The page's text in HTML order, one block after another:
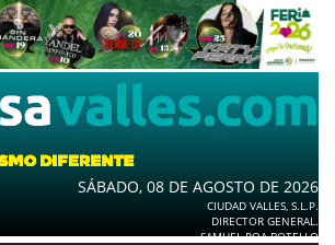
SÁBADO, 08 DE AGOSTO DE 2026
CIUDAD VALLES, S.L.P.
DIRECTOR GENERAL.
SAMUEL ROA BOTELLO